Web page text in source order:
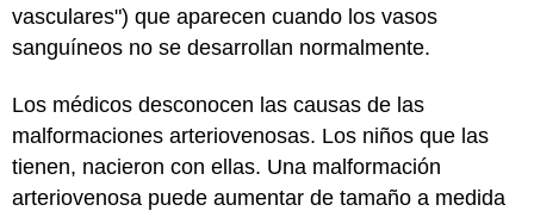
vasculares") que aparecen cuando los vasos
sanguíneos no se desarrollan normalmente.
Los médicos desconocen las causas de las
malformaciones arteriovenosas. Los niños que las
tienen, nacieron con ellas. Una malformación
arteriovenosa puede aumentar de tamaño a medida